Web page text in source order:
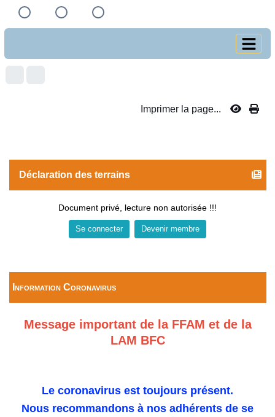
Imprimer la page...
Déclaration des terrains
Document privé, lecture non autorisée !!!
Se connecter Devenir membre
Information Coronavirus
Message important de la FFAM et de la
LAM BFC
Le coronavirus est toujours présent.
Nous recommandons à nos adhérents de se